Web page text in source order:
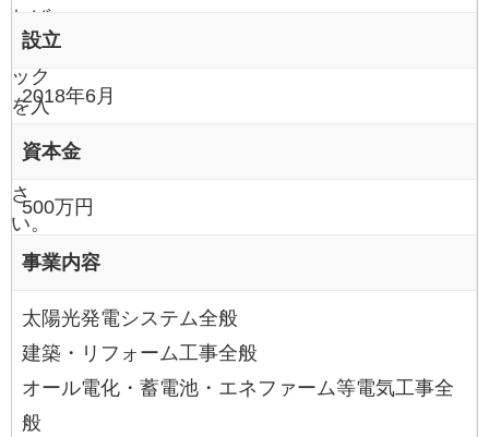
れば
チェ
ック
を入
くだ
さ
い。
設立
2018年6月
資本金
500万円
事業内容
太陽光発電システム全般
建築・リフォーム工事全般
オール電化・蓄電池・エネファーム等電気工事全
般